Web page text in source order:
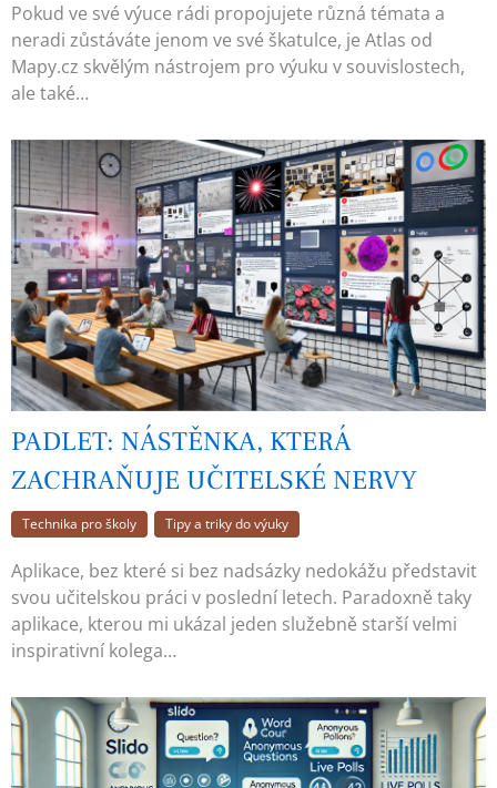
Pokud ve své výuce rádi propojujete různá témata a
neradi zůstáváte jenom ve své škatulce, je Atlas od
Mapy.cz skvělým nástrojem pro výuku v souvislostech,
ale také…
PADLET: NÁSTĚNKA, KTERÁ
ZACHRAŇUJE UČITELSKÉ NERVY
Technika pro školy Tipy a triky do výuky
Aplikace, bez které si bez nadsázky nedokážu představit
svou učitelskou práci v poslední letech. Paradoxně taky
aplikace, kterou mi ukázal jeden služebně starší velmi
inspirativní kolega…